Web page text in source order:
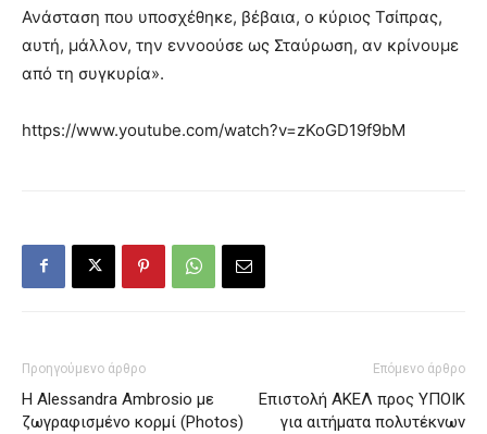
Ανάσταση που υποσχέθηκε, βέβαια, ο κύριος Τσίπρας,
αυτή, μάλλον, την εννοούσε ως Σταύρωση, αν κρίνουμε
από τη συγκυρία».
https://www.youtube.com/watch?v=zKoGD19f9bM
Προηγούμενο άρθρο
Η Alessandra Ambrosio με
ζωγραφισμένο κορμί (Photos)
Επόμενο άρθρο
Επιστολή ΑΚΕΛ προς ΥΠΟΙΚ
για αιτήματα πολυτέκνων